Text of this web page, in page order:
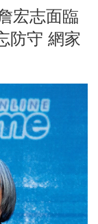
宏志面臨
防守 網家